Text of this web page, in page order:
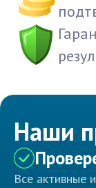
Наши
Все активные